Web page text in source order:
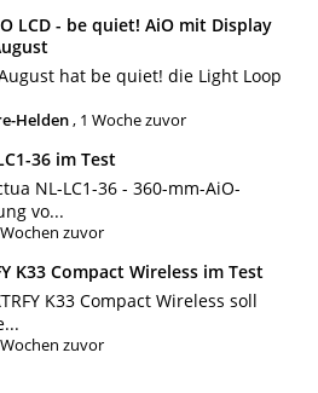
LCD - be quiet! AiO mit Display
hat be quiet! die Light Loop
Helden, 1 Woche zuvor
36 im Test
NL-LC1-36 - 360-mm-AiO-
vo...
zuvor
K33 Compact Wireless im Test
K33 Compact Wireless soll
zuvor